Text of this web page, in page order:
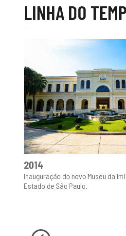
LINHA DO
2014
Inauguração do novo Museu da
Estado de São Paulo.